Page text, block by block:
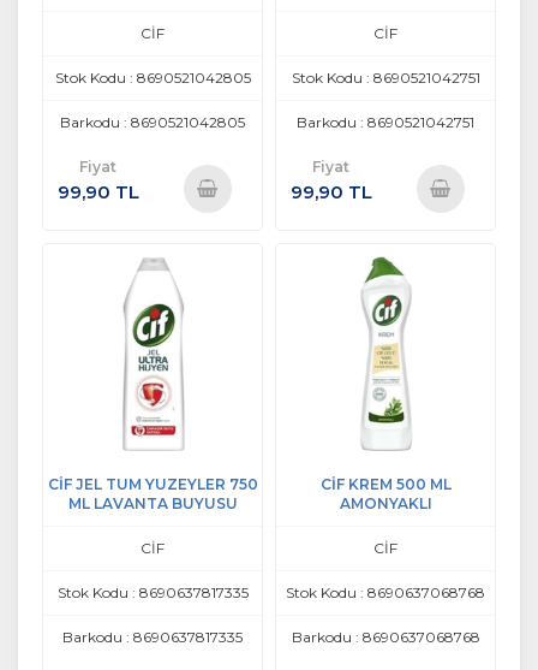
CİF
Stok Kodu : 8690521042805
Barkodu : 8690521042805
Fiyat
99,90 TL
CİF
Stok Kodu : 8690521042751
Barkodu : 8690521042751
Fiyat
99,90 TL
CİF JEL TUM YUZEYLER 750
ML LAVANTA BUYUSU
CİF
Stok Kodu : 8690637817335
Barkodu : 8690637817335
CİF KREM 500 ML
AMONYAKLI
CİF
Stok Kodu : 8690637068768
Barkodu : 8690637068768